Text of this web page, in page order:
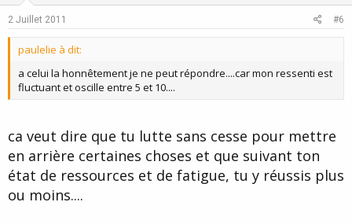
2 Juillet 2011 #6
paulelie à dit:
a celui la honnêtement je ne peut répondre....car mon ressenti est
fluctuant et oscille entre 5 et 10....
ca veut dire que tu lutte sans cesse pour mettre
en arrière certaines choses et que suivant ton
état de ressources et de fatigue, tu y réussis plus
ou moins....